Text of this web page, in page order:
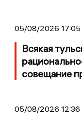
05/08/2026 17:05
Всякая
совещание
05/08/2026 12:36